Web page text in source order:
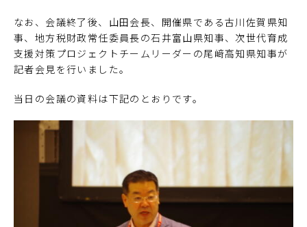
なお、会議終了後、山田会長、開催県である古川佐賀県知
事、地方税財政常任委員長の石井富山県知事、次世代育成
支援対策プロジェクトチームリーダーの尾﨑高知県知事が
記者会見を行いました。
当日の会議の資料は下記のとおりです。